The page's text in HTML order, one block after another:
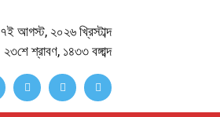
৭ই আগস্ট, ২০২৬ খ্রিস্টাব্দ
২৩শে শ্রাবণ, ১৪৩৩ বঙ্গাব্দ